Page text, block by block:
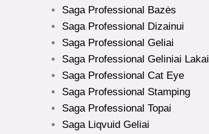
Saga Professional Bazės
Saga Professional Dizainui
Saga Professional Geliai
Saga Professional Geliniai Lakai
Saga Professional Cat Eye
Saga Professional Stamping
Saga Professional Topai
Saga Liqvuid Geliai